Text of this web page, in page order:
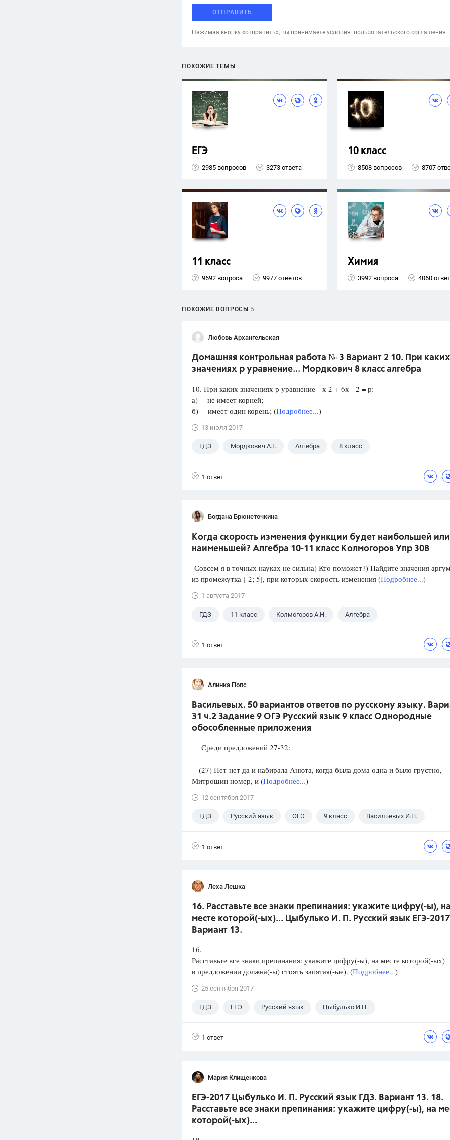
ОТПРАВИТЬ
Нажимая кнопку «отправить», вы принимаете условия пользовательского соглашения
ПОХОЖИЕ ТЕМЫ
ЕГЭ
2985 вопросов 3273 ответа
10 класс
8508 вопросов 8707
11 класс
9692 вопроса 9977 ответов
Химия
3992 вопроса 4060
ПОХОЖИЕ ВОПРОСЫ 5
Любовь Архангельская
Домашняя контрольная работа № 3 Вариант 2 10. При каких
значениях р уравнение... Мордкович 8 класс алгебра
10. При каких значениях р уравнение -х 2 + 6х - 2 = р:
а) не имеет корней;
б) имеет один корень; (Подробнее...)
13 июля 2017
ГДЗ Мордкович А.Г. Алгебра 8 класс
1 ответ
Богдана Брюнеточкина
Когда скорость изменения функции будет наибольшей или
наименьшей? Алгебра 10-11 класс Колмогоров Упр 308
Совсем я в точных науках не сильна) Кто поможет?) Найдите значения
из промежутка [-2; 5], при которых скорость изменения (Подробнее...)
1 августа 2017
ГДЗ 11 класс Колмогоров А.Н. Алгебра
1 ответ
Алинка Попс
Васильевых. 50 вариантов ответов по русскому языку.
31 ч.2 Задание 9 ОГЭ Русский язык 9 класс Однородные
обособленные приложения
Среди предложений 27-32:
(27) Нет-нет да и набирала Анюта, когда была дома одна и было грустно,
Митрошин номер, и (Подробнее...)
12 сентября 2017
ГДЗ Русский язык ОГЭ 9 класс Васильевых И.П.
1 ответ
Леха Лешка
16. Расставьте все знаки препинания: укажите цифру(-ы),
месте которой(-ых)... Цыбулько И. П. Русский язык ЕГЭ-
Вариант 13.
16.
Расставьте все знаки препинания: укажите цифру(-ы), на месте которой(-ых)
в предложении должна(-ы) стоять запятая(-ые). (Подробнее...)
25 сентября 2017
ГДЗ ЕГЭ Русский язык Цыбулько И.П.
1 ответ
Мария Клищенкова
ЕГЭ-2017 Цыбулько И. П. Русский язык ГДЗ. Вариант 13. 18.
Расставьте все знаки препинания: укажите цифру(-ы), на
которой(-ых)...